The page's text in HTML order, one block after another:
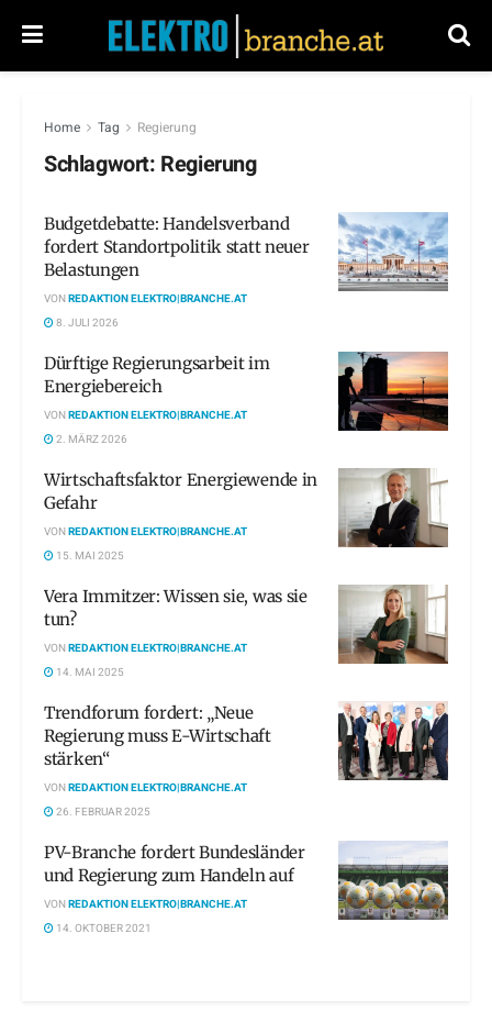
Home Tag Regierung
Schlagwort: Regierung
Budgetdebatte: Handelsverband
fordert Standortpolitik statt neuer
Belastungen
VONREDAKTION ELEKTRO|BRANCHE.AT
8. JULI 2026
Dürftige Regierungsarbeit im
Energiebereich
VONREDAKTION ELEKTRO|BRANCHE.AT
2. MÄRZ 2026
Wirtschaftsfaktor Energiewende in
Gefahr
VONREDAKTION ELEKTRO|BRANCHE.AT
15. MAI 2025
Vera Immitzer: Wissen sie, was sie
tun?
VONREDAKTION ELEKTRO|BRANCHE.AT
14. MAI 2025
Trendforum fordert: „Neue
Regierung muss E-Wirtschaft
stärken“
VONREDAKTION ELEKTRO|BRANCHE.AT
26. FEBRUAR 2025
PV-Branche fordert Bundesländer
und Regierung zum Handeln auf
VONREDAKTION ELEKTRO|BRANCHE.AT
14. OKTOBER 2021